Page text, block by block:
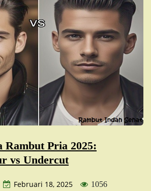
Rambut Pria 2025:
vs Undercut
Februari 18, 2025 1056